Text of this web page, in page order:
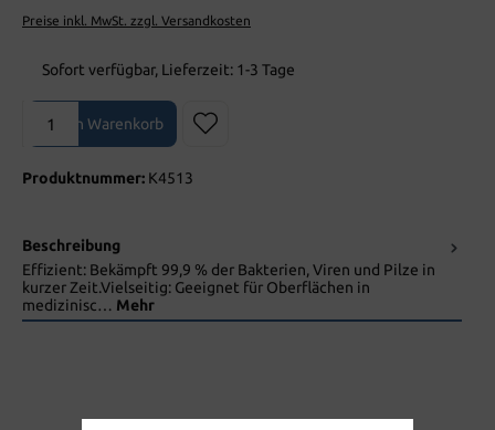
Preise inkl. MwSt. zzgl. Versandkosten
Sofort verfügbar, Lieferzeit: 1-3 Tage
Produkt Anzahl: Gib den gewünschten Wert ein oder benutze die
In den Warenkorb
Produktnummer: K4513
Beschreibung
Effizient: Bekämpft 99,9 % der Bakterien, Viren und Pilze in
kurzer Zeit.Vielseitig: Geeignet für Oberflächen in
medizinisc… Mehr